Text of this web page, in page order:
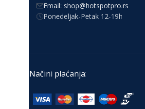
Email: shop@hotspotpro.rs
Ponedeljak-Petak 12-19h
Načini plaćanja: